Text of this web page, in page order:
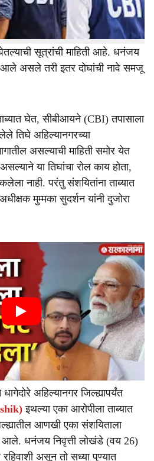
तिघा संशयितांना ताब्यात
धनंजय लोखंडे याच्यासह
सूत्रांची माहिती आहे. धनंजय
असले तरी इतर दोघांची नावे समजू
घेत, सीबीआयने (CBI) तपासाला
तिघे अहिल्यानगरच्या
असल्याची माहिती समोर येत
या तिघांचा रोल काय होता,
नाही. परंतु संशयितांना ताब्यात
मुम्मका सुदर्शन यांनी दुजोरा
अहिल्यानगर जिल्ह्यापर्यंत
इथल्या एका आरोपीला ताब्यात
आणखी एका संशयिताला
आले. धनंजय निवृत्ती लोखंडे (वय 26)
रहिवाशी असून तो सध्या पुण्यात